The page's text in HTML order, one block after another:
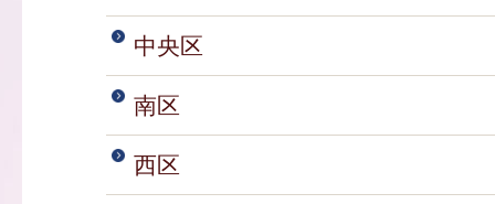
中央区
南区
西区